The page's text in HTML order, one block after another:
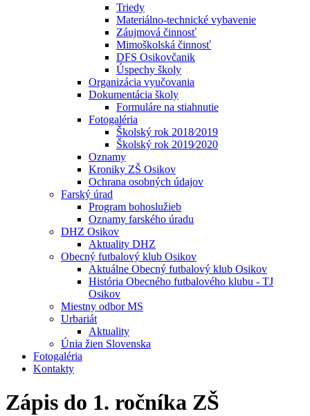
Triedy
Materiálno-technické vybavenie
Záujmová činnosť
Mimoškolská činnosť
DFS Osikovčanik
Úspechy školy
Organizácia vyučovania
Dokumentácia školy
Formuláre na stiahnutie
Fotogaléria
Školský rok 2018⁄2019
Školský rok 2019⁄2020
Oznamy
Kroniky ZŠ Osikov
Ochrana osobných údajov
Farský úrad
Program bohoslužieb
Oznamy farského úradu
DHZ Osikov
Aktuality DHZ
Obecný futbalový klub Osikov
Aktuálne Obecný futbalový klub Osikov
História Obecného futbalového klubu - TJ
Osikov
Miestny odbor MS
Urbariát
Aktuality
Únia žien Slovenska
Fotogaléria
Kontakty
Zápis do 1. ročníka ZŠ